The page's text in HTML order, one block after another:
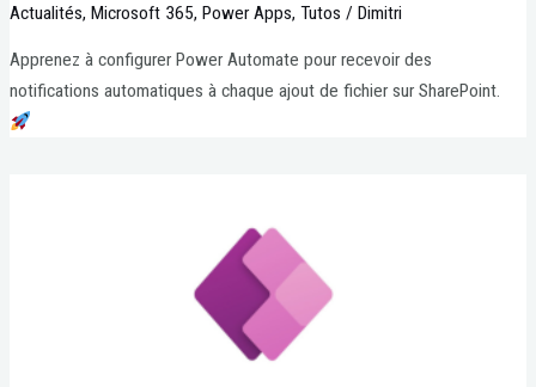
Actualités,Microsoft 365,Power Apps,Tutos /Dimitri
Apprenez à configurer Power Automate pour recevoir des
notifications automatiques à chaque ajout de fichier sur SharePoint.